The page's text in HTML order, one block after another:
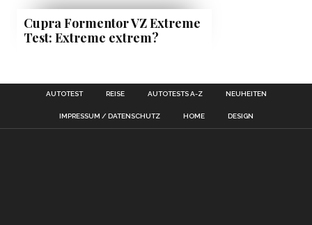
Cupra Formentor VZ Extreme
Test: Extreme extrem?
AUTOTEST REISE AUTOTESTS A-Z NEUHEITEN
IMPRESSUM / DATENSCHUTZ HOME DESIGN